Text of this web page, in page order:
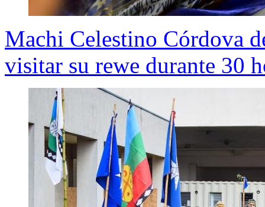
Machi Celestino Córdova
visitar su rewe durante 30